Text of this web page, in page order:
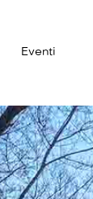
Eventi